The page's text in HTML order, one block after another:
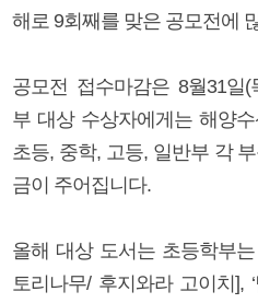
해로 9회째를 맞은 공모전에
공모전 접수마감은 8월31일
부 대상 수상자에게는 해양
초등, 중학, 고등, 일반부 각
금이 주어집니다.
올해 대상 도서는 초등학부는
토리나무/ 후지와라 고이치],